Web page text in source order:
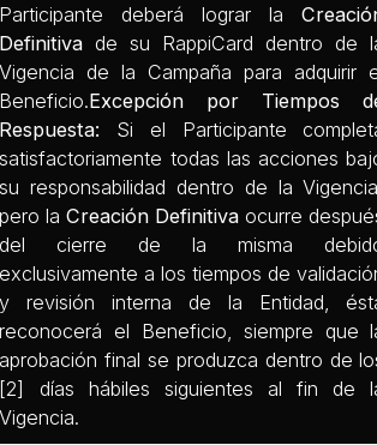
Participante deberá lograr la
Definitiva de su RappiCard dentro de
Vigencia de la Campaña para adquirir
Beneficio.Excepción por Tiempos
Respuesta: Si el Participante
satisfactoriamente todas las acciones
su responsabilidad dentro de la
pero laCreación Definitiva ocurre
del cierre de la misma
exclusivamente a los tiempos de
y revisión interna de la Entidad,
reconocerá el Beneficio, siempre que
aprobación final se produzca dentro de
[2] días hábiles siguientes al fin de
Vigencia.